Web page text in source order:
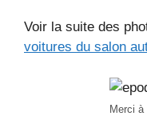
Voir la suite des
voitures du salon
Merci à